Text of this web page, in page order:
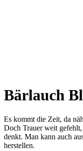
Bärlauch
Es kommt die Zeit, da
Doch Trauer weit
denkt. Man kann auch
herstellen.